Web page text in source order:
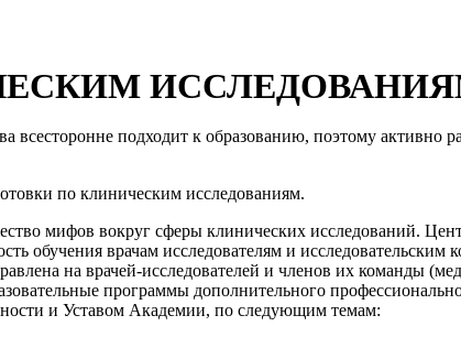
ОРГАНИЗАЦИЕЙ
ОРГАНИЗАЦИИ
РЕВИЗИОННАЯ КОМИССИЯ (РЕВИЗОР)
ВНЕСЕНИЯ ИЗМЕНЕНИЙ И ДОПОЛНЕНИЙ В УСТАВ
РЕОРГАНИЗАЦИИ И ЛИКВИДАЦИИ ОРГАНИЗАЦИИ
подходит к образованию, поэтому активно
по клиническим исследованиям.
мифов вокруг сферы клинических исследований.
обучения врачам исследователям и исследовательским
на врачей-исследователей и членов их команды
программы дополнительного
и Уставом Академии, по следующим темам: